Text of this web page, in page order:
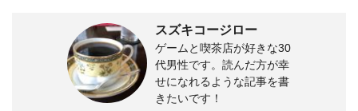
スズキコージロー
ゲームと喫茶店が好きな30
代男性です。読んだ方が幸
せになれるような記事を書
きたいです！